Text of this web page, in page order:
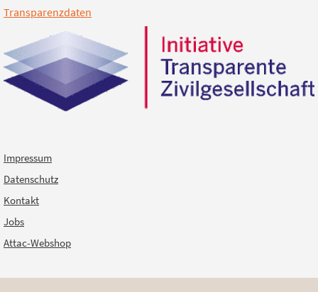
Transparenzdaten
Impressum
Datenschutz
Kontakt
Jobs
Attac-Webshop